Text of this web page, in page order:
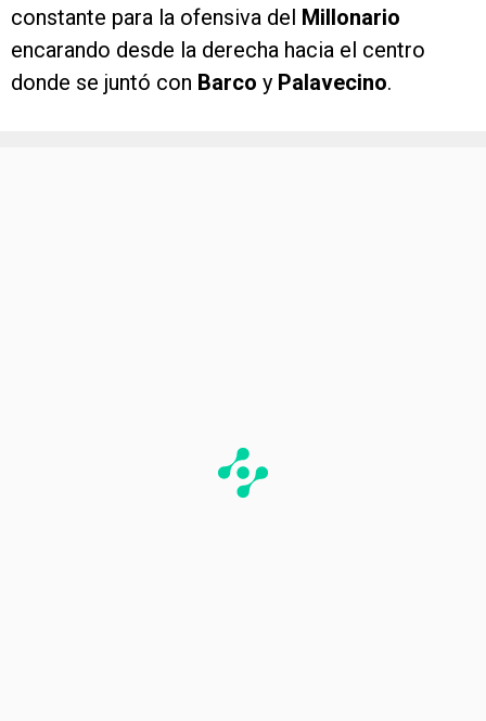
constante para la ofensiva del Millonario
encarando desde la derecha hacia el centro
donde se juntó con Barco y Palavecino.